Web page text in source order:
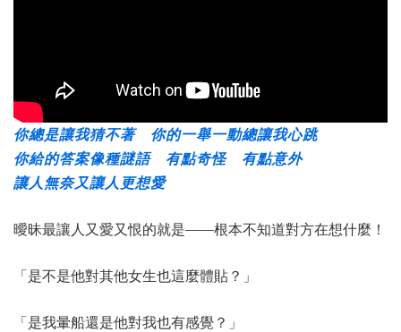
你總是讓我猜不著 你的一舉一動總讓我心跳
你給的答案像種謎語 有點奇怪 有點意外
讓人無奈又讓人更想愛
曖昧最讓人又愛又恨的就是——根本不知道對方在想什麼！
「是不是他對其他女生也這麼體貼？」
「是我暈船還是他對我也有感覺？」